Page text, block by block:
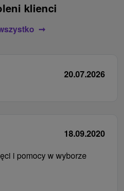
klienci
20.07.2026
18.09.2020
i pomocy w wyborze